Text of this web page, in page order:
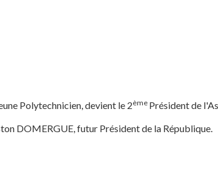
Polytechnicien, devient le 2ème Président de
DOMERGUE, futur Président de la République.